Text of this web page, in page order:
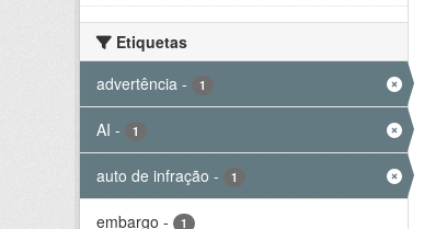
Etiquetas
advertência - 1
AI - 1
auto de infração - 1
embargo - 1